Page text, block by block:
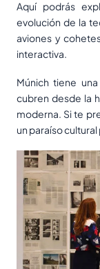
Aquí podrás
evolución de la
aviones y
interactiva.
Múnich tiene
cubren desde la
moderna. Si te
un paraíso